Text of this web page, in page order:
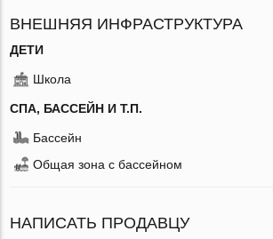
ВНЕШНЯЯ ИНФРАСТРУКТУРА
ДЕТИ
Школа
СПА, БАССЕЙН И Т.П.
Бассейн
Общая зона с бассейном
НАПИСАТЬ ПРОДАВЦУ